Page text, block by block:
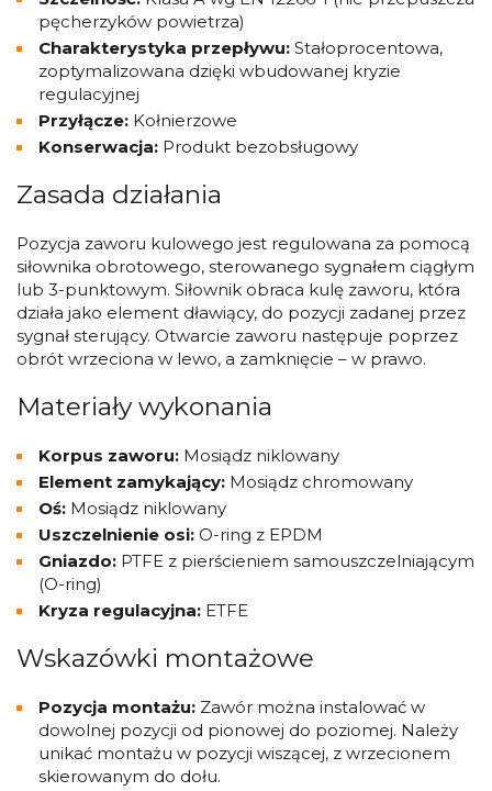
pęcherzyków powietrza)
Charakterystyka przepływu: Stałoprocentowa,
zoptymalizowana dzięki wbudowanej kryzie
regulacyjnej
Przyłącze: Kołnierzowe
Konserwacja: Produkt bezobsługowy
Zasada działania
Pozycja zaworu kulowego jest regulowana za pomocą
siłownika obrotowego, sterowanego sygnałem ciągłym
lub 3-punktowym. Siłownik obraca kulę zaworu, która
działa jako element dławiący, do pozycji zadanej przez
sygnał sterujący. Otwarcie zaworu następuje poprzez
obrót wrzeciona w lewo, a zamknięcie – w prawo.
Materiały wykonania
Korpus zaworu: Mosiądz niklowany
Element zamykający: Mosiądz chromowany
Oś: Mosiądz niklowany
Uszczelnienie osi: O-ring z EPDM
Gniazdo: PTFE z pierścieniem samouszczelniającym
(O-ring)
Kryza regulacyjna: ETFE
Wskazówki montażowe
Pozycja montażu: Zawór można instalować w
dowolnej pozycji od pionowej do poziomej. Należy
unikać montażu w pozycji wiszącej, z wrzecionem
skierowanym do dołu.